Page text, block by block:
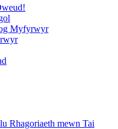
Myfyrwyr
Rhagoriaeth mewn Tai